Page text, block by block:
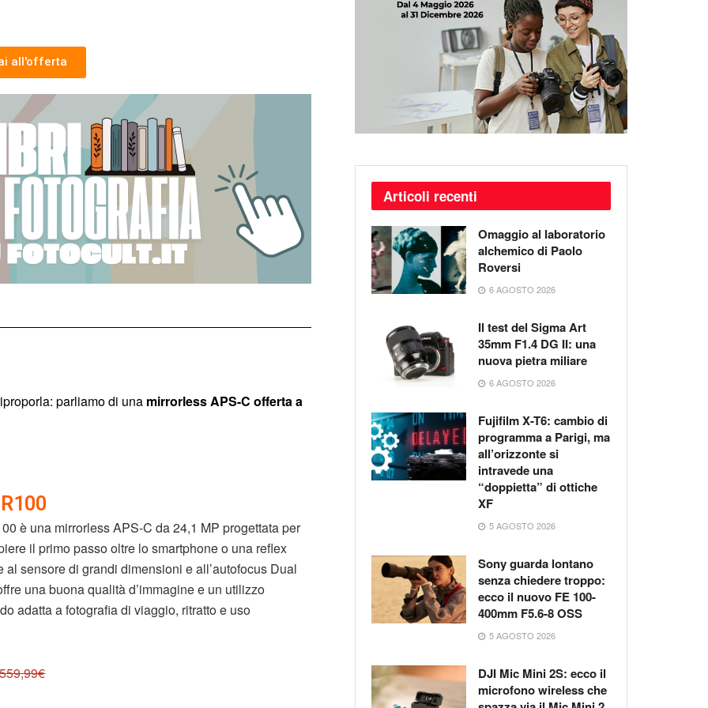
all'offerta
parliamo di una mirrorless APS-C offerta a
è una mirrorless APS-C da 24,1 MP progettata per
il primo passo oltre lo smartphone o una reflex
al sensore di grandi dimensioni e all’autofocus Dual
una buona qualità d’immagine e un utilizzo
adatta a fotografia di viaggio, ritratto e uso
559,99€
Articoli recenti
Omaggio al laboratorio
alchemico di Paolo
Roversi
6 AGOSTO 2026
Il test del Sigma Art
35mm F1.4 DG II: una
nuova pietra miliare
6 AGOSTO 2026
Fujifilm X-T6: cambio di
programma a Parigi, ma
all’orizzonte si
intravede una
“doppietta” di ottiche
XF
5 AGOSTO 2026
Sony guarda lontano
senza chiedere troppo:
ecco il nuovo FE 100-
400mm F5.6-8 OSS
5 AGOSTO 2026
DJI Mic Mini 2S: ecco il
microfono wireless che